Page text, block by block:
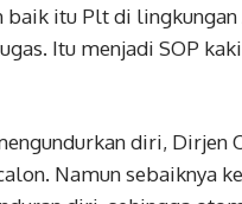
baik itu Plt di lingkungan
Itu menjadi SOP
diri, Dirjen
Namun sebaiknya